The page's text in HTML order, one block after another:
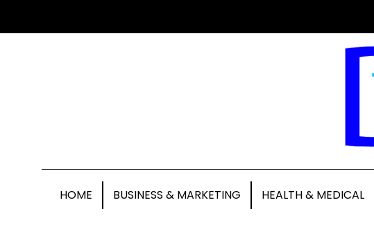
HOME BUSINESS & MARKETING HEALTH & MEDICAL